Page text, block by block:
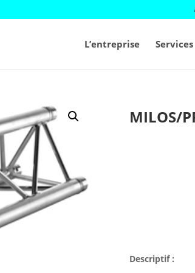
L’entreprise Services
MILOS/
Descriptif :